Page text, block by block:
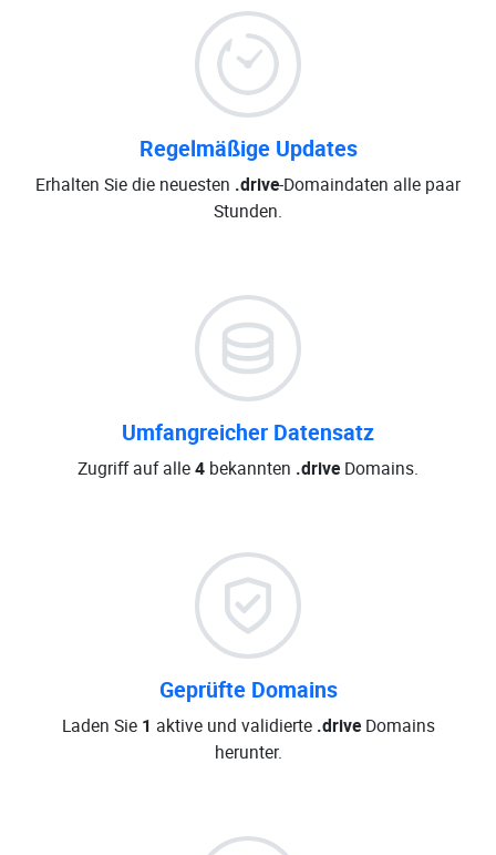
Regelmäßige Updates
Erhalten Sie die neuesten .drive-Domaindaten alle paar
Stunden.
Umfangreicher Datensatz
Zugriff auf alle4 bekannten .drive Domains.
Geprüfte Domains
Laden Sie 1 aktive und validierte .driveDomains
herunter.